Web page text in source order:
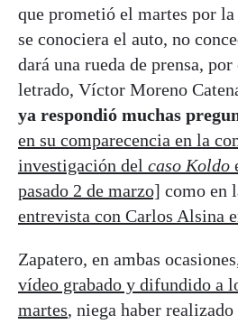
que prometió el martes por la
se conociera el auto, no
dará una rueda de prensa, por
letrado, Víctor Moreno
ya respondió muchas
en su comparecencia en la
investigación del caso Koldo
pasado 2 de marzo] como en
entrevista con Carlos Alsina
Zapatero, en ambas
vídeo grabado y difundido a
martes, niega haber